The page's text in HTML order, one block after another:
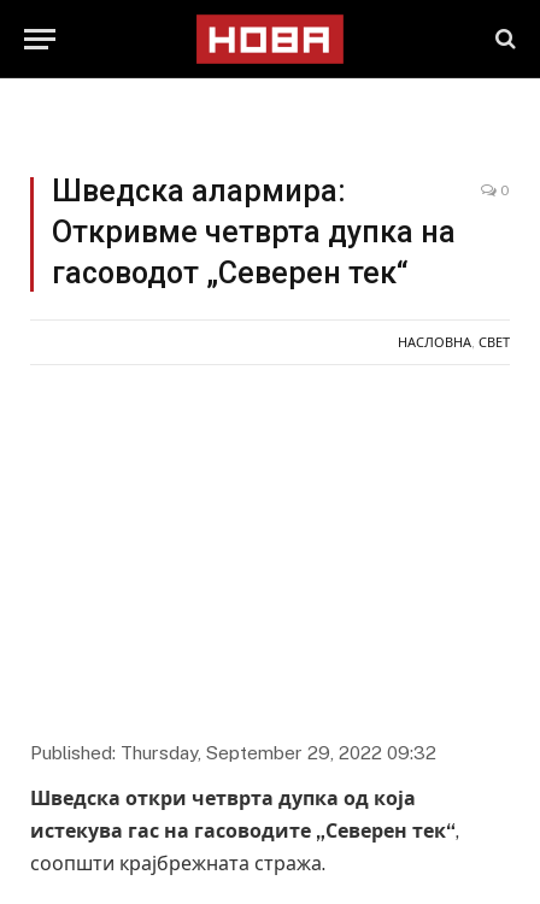
Шведска алармира:
Откривме четврта дупка на
гасоводот „Северен тек“
0
НАСЛОВНА СВЕТ
Published: Thursday, September 29, 2022 09:32
Шведска откри четврта дупка од која
истекува гас на гасоводите „Северен тек“,
соопшти крајбрежната стража.